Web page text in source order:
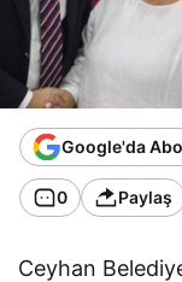
Google'da
0 Paylaş
Ceyhan